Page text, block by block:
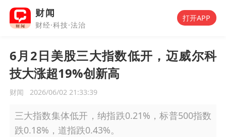
财闻
财经·科技·法治
打开APP
6月2日美股三大指数低开，迈威尔科
技大涨超19%创新高
财闻 2026/06/02 21:33:39
三大指数集体低开，纳指跌0.21%，标普500指数
跌0.18%，道指跌0.43%。